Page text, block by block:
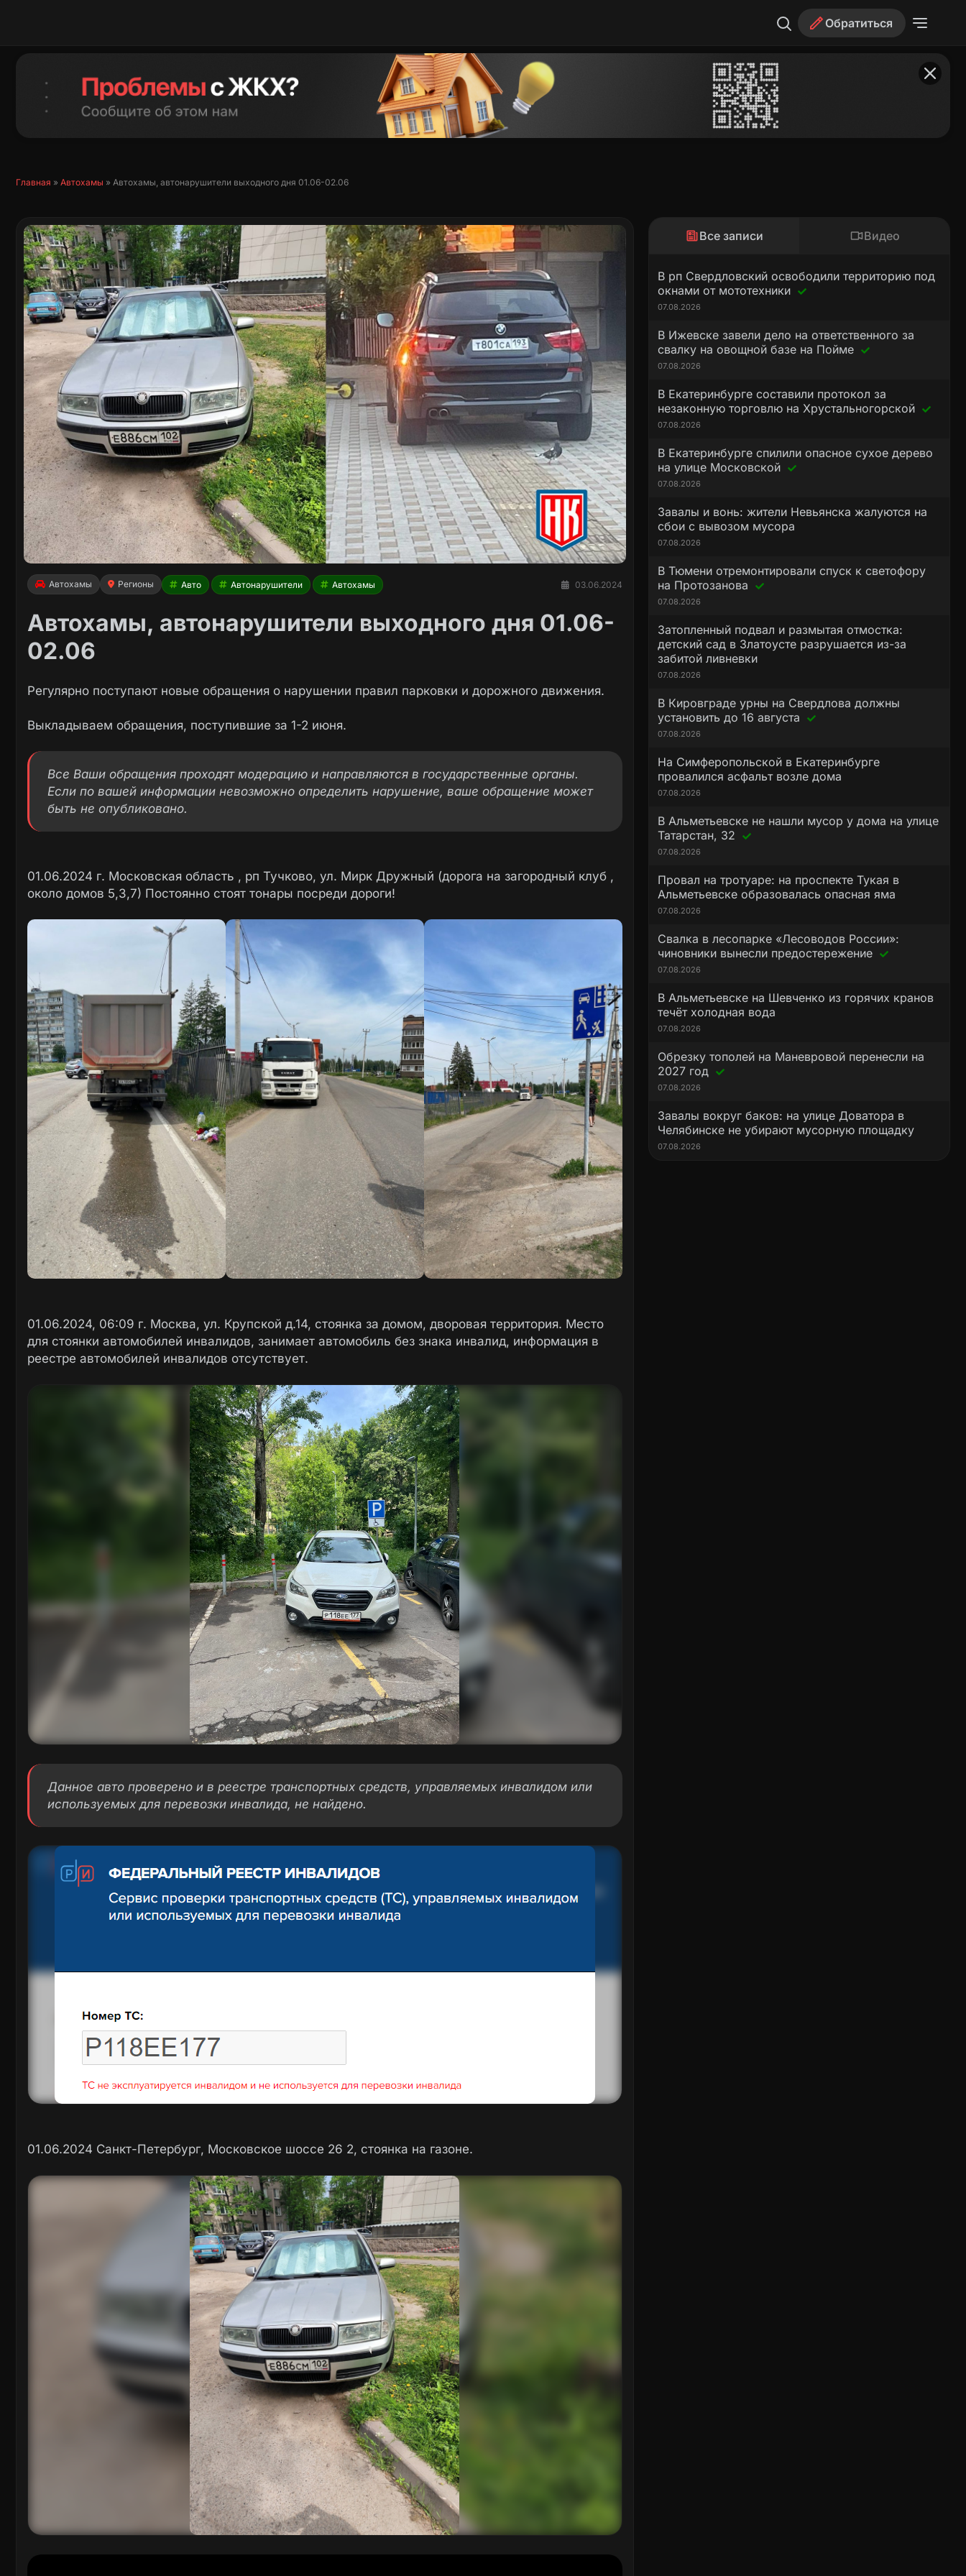
Обратиться
Главная » Автохамы » Автохамы, автонарушители выходного дня 01.06-02.06
Автохамы Регионы Авто Автонарушители Автохамы 03.06.2024
Автохамы, автонарушители выходного дня 01.06-
02.06
Регулярно поступают новые обращения о нарушении правил парковки и дорожного движения.
Выкладываем обращения, поступившие за 1-2 июня.
Все Ваши обращения проходят модерацию и направляются в государственные органы.
Если по вашей информации невозможно определить нарушение, ваше обращение может
быть не опубликовано.
01.06.2024 г. Московская область , рп Тучково, ул. Мирк Дружный (дорога на загородный клуб ,
около домов 5,3,7) Постоянно стоят тонары посреди дороги!
01.06.2024, 06:09 г. Москва, ул. Крупской д.14, стоянка за домом, дворовая территория. Место
для стоянки автомобилей инвалидов, занимает автомобиль без знака инвалид, информация в
реестре автомобилей инвалидов отсутствует.
Данное авто проверено и в реестре транспортных средств, управляемых инвалидом или
используемых для перевозки инвалида, не найдено.
01.06.2024 Санкт-Петербург, Московское шоссе 26 2, стоянка на газоне.
Все записи Видео
В рп Свердловский освободили территорию под
окнами от мототехники
07.08.2026
В Ижевске завели дело на ответственного за
свалку на овощной базе на Пойме
07.08.2026
В Екатеринбурге составили протокол за
незаконную торговлю на Хрустальногорской
07.08.2026
В Екатеринбурге спилили опасное сухое дерево
на улице Московской
07.08.2026
Завалы и вонь: жители Невьянска жалуются на
сбои с вывозом мусора
07.08.2026
В Тюмени отремонтировали спуск к светофору
на Протозанова
07.08.2026
Затопленный подвал и размытая отмостка:
детский сад в Златоусте разрушается из-за
забитой ливневки
07.08.2026
В Кировграде урны на Свердлова должны
установить до 16 августа
07.08.2026
На Симферопольской в Екатеринбурге
провалился асфальт возле дома
07.08.2026
В Альметьевске не нашли мусор у дома на улице
Татарстан, 32
07.08.2026
Провал на тротуаре: на проспекте Тукая в
Альметьевске образовалась опасная яма
07.08.2026
Свалка в лесопарке «Лесоводов России»:
чиновники вынесли предостережение
07.08.2026
В Альметьевске на Шевченко из горячих кранов
течёт холодная вода
07.08.2026
Обрезку тополей на Маневровой перенесли на
2027 год
07.08.2026
Завалы вокруг баков: на улице Доватора в
Челябинске не убирают мусорную площадку
07.08.2026